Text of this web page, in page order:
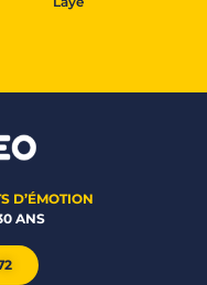
D’ÉMOTION
ANS